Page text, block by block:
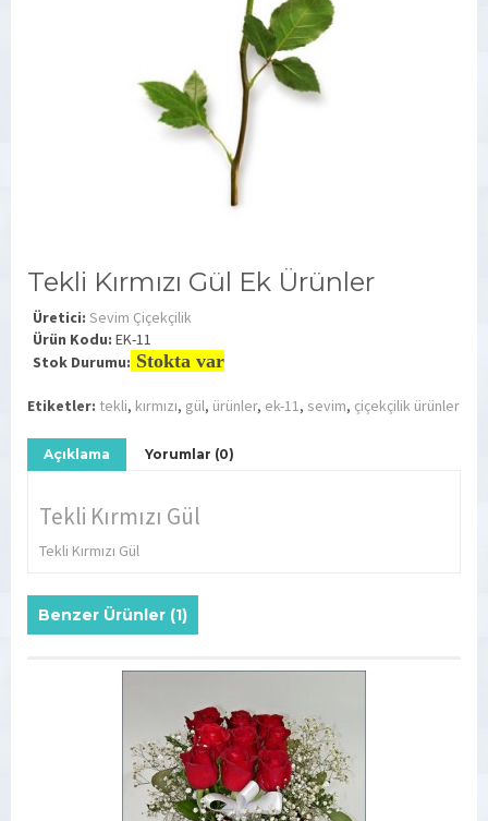
Tekli Kırmızı Gül Ek Ürünler
Üretici: Sevim Çiçekçilik
Ürün Kodu: EK-11
Stok Durumu: Stokta var
Etiketler: tekli, kırmızı, gül, ürünler, ek-11, sevim, çiçekçilik ürünler
Açıklama Yorumlar (0)
Tekli Kırmızı Gül
Tekli Kırmızı Gül
Benzer Ürünler (1)